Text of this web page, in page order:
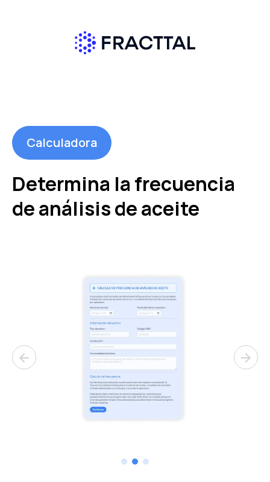
Calculadora
Determina la frecuencia
de análisis de aceite
arrow_back arrow_forward